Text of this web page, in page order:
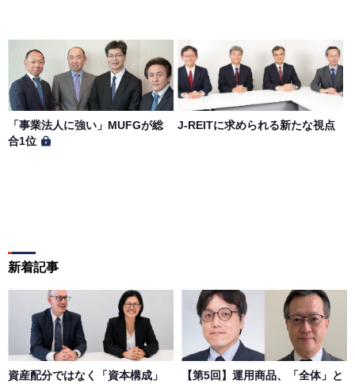
「事業法人に強い」MUFGが総
合1位
J-REITに求められる新たな視点
新着記事
資産配分ではなく「資本構成」
【第5回】運用商品、「全体」と